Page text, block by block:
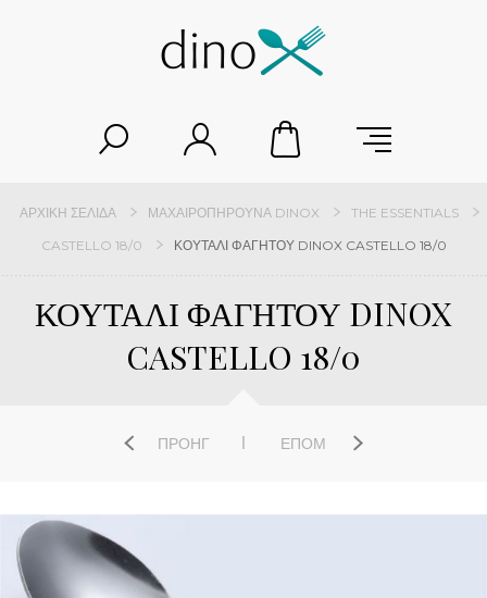
ΑΡΧΙΚΉ ΣΕΛΊΔΑ ΜΑΧΑΙΡΟΠΉΡΟΥΝΑ DINOX
THE ESSENTIALS
CASTELLO 18/0
ΚΟΥΤΑΛΙ ΦΑΓΗΤΟΥ DINOX CASTELLO 18/0
ΚΟΥΤΑΛΙ ΦΑΓΗΤΟΥ DINOX
CASTELLO 18/0
ΠΡΟΗΓ ΕΠΌΜ